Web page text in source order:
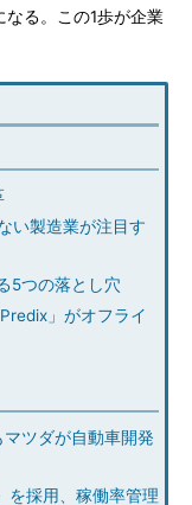
る。この1歩が企業
い製造業が注目す
5つの落とし穴
」がオフライ
ツダが自動車開発
を採用、稼働率管理